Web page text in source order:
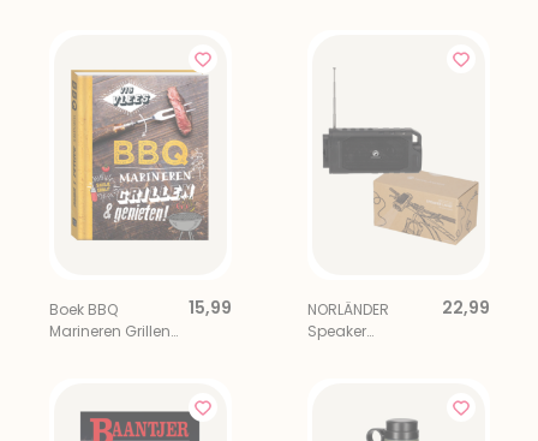
Boek BBQ
Marineren Grillen
15,99
NORLÄNDER
Speaker
22,99